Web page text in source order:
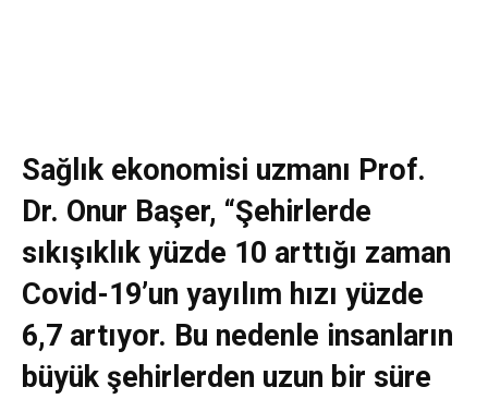
Sağlık ekonomisi uzmanı Prof.
Dr. Onur Başer, “Şehirlerde
sıkışıklık yüzde 10 arttığı zaman
Covid-19’un yayılım hızı yüzde
6,7 artıyor. Bu nedenle insanların
büyük şehirlerden uzun bir süre